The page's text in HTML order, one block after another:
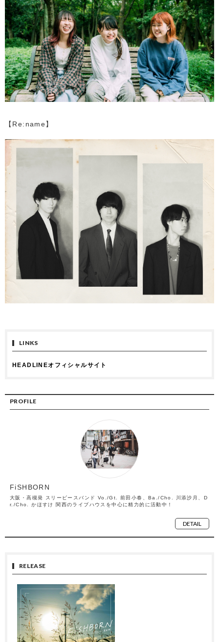
【Re:name】
LINKS
HEADLINEオフィシャルサイト
PROFILE
FiSHBORN
大阪・高槻発 スリーピースバンド Vo./Gt. 前田小春、Ba./Cho. 川添沙月、D
r./Cho. かほすけ 関西のライブハウスを中心に精力的に活動中！
DETAIL
RELEASE